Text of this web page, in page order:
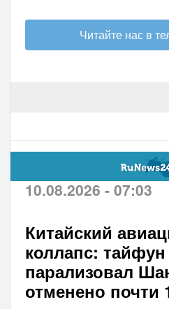
Читайте нас в
10.08.2026 - 07:03
Китайский
коллапс:
парализовал
отменено почти